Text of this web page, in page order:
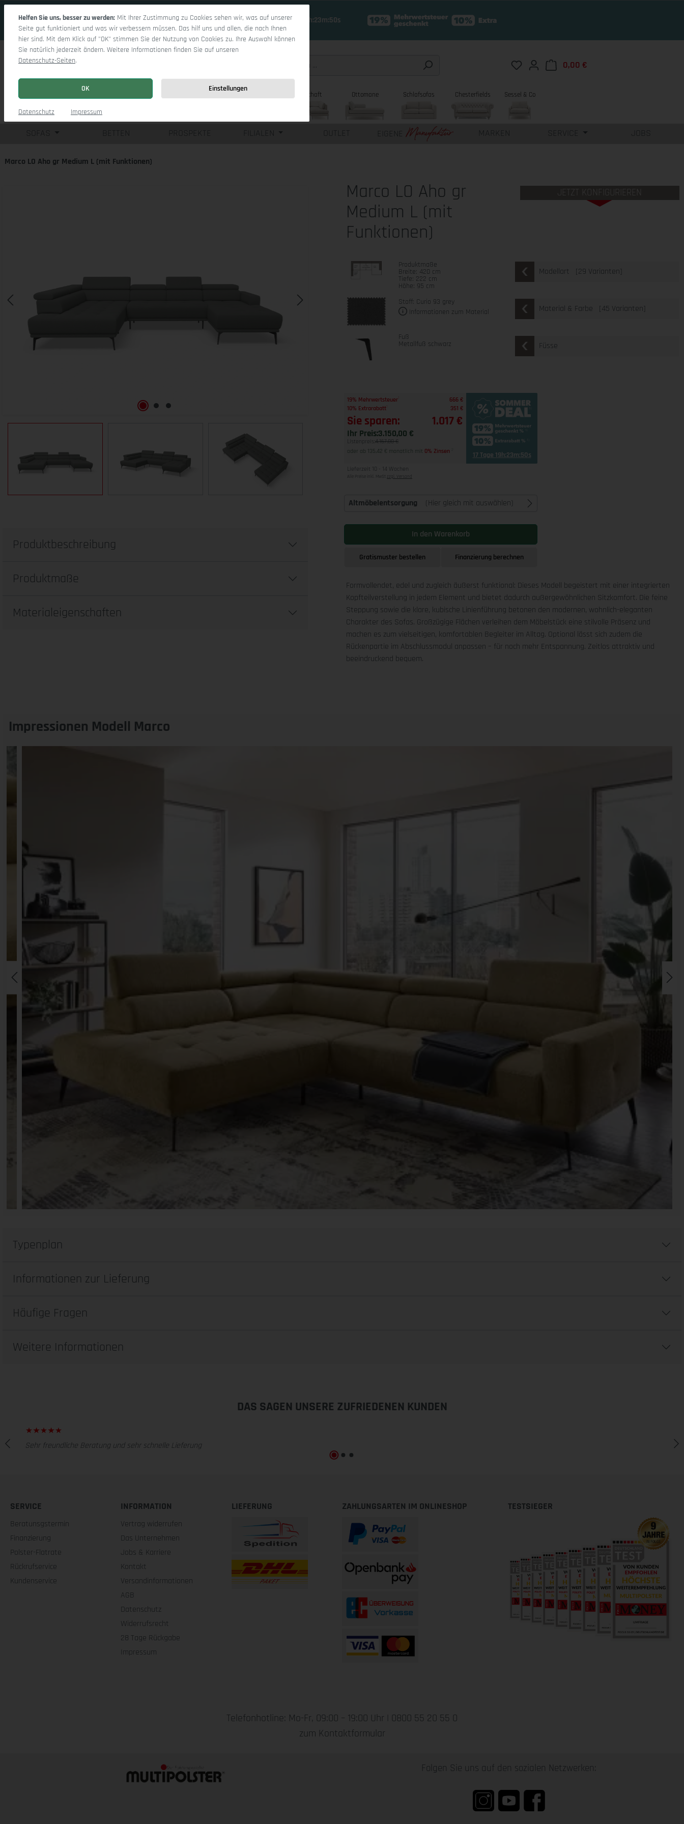
17 Tage 19h:23m:49s
Du hast 0 Produkte auf dem Merkzettel
0,00 €
Wohnlandschaft Ottomane Schlafsofas Chesterfields Sessel & Co
BETTEN PROSPEKTE FILIALEN OUTLET EIGENE MARKEN SERVICE JOBS
Marco LO Aho gr Medium L (mit Funktionen)
Marco LO Aho gr
Medium L (mit
Funktionen)
JETZT KONFIGURIEREN
Produktmaße
Breite: 420 cm
Tiefe: 222 cm
Höhe: 95 cm
Modellart [29 Varianten]
Stoff: Curio 93 grey
Informationen zum Material
Material & Farbe [45 Varianten]
Fuß
Metallfuß schwarz Füsse
19% Mehrwertsteuer
666 €
10% Extrarabatt
351 €
Sie sparen: 1.017 €
Ihr Preis:3.150,00 €
Listenpreis: 4.167,00 €
oder ab 135,42 € monatlich mit 0% Zinsen 17 Tage 19h:23m:49s
Lieferzeit 10 - 14 Wochen
Alle Preise inkl. MwSt zzgl. Versand
Altmöbelentsorgung (Hier gleich mit auswählen)
In den Warenkorb
Gratismuster bestellen Finanzierung berechnen
Formvollendet, edel und zugleich äußerst funktional: Dieses Modell begeistert mit einer integrierten
Kopfteilverstellung in jedem Element und bietet dadurch außergewöhnlichen Sitzkomfort. Die feine
Steppung sowie die klare, kubische Linienführung betonen den modernen, wohnlich-eleganten
Charakter des Sofas. Großzügige Flächen verleihen dem Möbelstück eine stilvolle Präsenz und
machen es zum vielseitigen, komfortablen Begleiter im Alltag. Optional lässt sich zudem die
Rückenpartie im Abschlussmodul anpassen – für noch mehr Entspannung. Zeitlos attraktiv und
beeindruckend bequem.
Produktbeschreibung
Produktmaße
Materialeigenschaften
Impressionen Modell Marco
Typenplan
Informationen zur Lieferung
Häufige Fragen
Weitere Informationen
DAS SAGEN UNSERE ZUFRIEDENEN KUNDEN
Sehr freundliche Beratung und sehr schnelle Lieferung
SERVICE
Beratunsgstermin
Finanzierung
Polster-Flatrate
Rückrufservice
Kundenservice
INFORMATION
Vertrag widerrufen
Das Unternehmen
Jobs & Karriere
Kontakt
Versandinformationen
AGB
Datenschutz
Widerrufsrecht
28 Tage Rückgabe
Impressum
LIEFERUNG ZAHLUNGSARTEN IM ONLINESHOP TESTSIEGER
Telefonhotline: Mo-Fr, 09:00 – 19:00 Uhr | 0800 55 20 55 0
zum Kontaktformular
Folgen Sie uns auf den sozialen Netzwerken:
Helfen Sie uns, besser zu werden: Mit Ihrer Zustimmung zu Cookies sehen wir, was auf unserer
Seite gut funktioniert und was wir verbessern müssen. Das hilf uns und allen, die nach Ihnen
hier sind. Mit dem Klick auf "OK" stimmen Sie der Nutzung von Cookies zu. Ihre Auswahl können
Sie natürlich jederzeit ändern. Weitere Informationen finden Sie auf unseren
Datenschutz-Seiten.
OK Einstellungen
Datenschutz Impressum